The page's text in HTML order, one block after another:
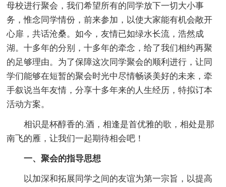
母校进行聚会，我们希望所有的同学放下一切大小事
务，惟念同学情份，前来参加，以使大家能有机会敞开
心扉，共话沧桑。如今，友情已如绿水长流，浩然成
湖。十多年的分别，十多年的牵念，给了我们相约再聚
的足够理由。为了保障这次同学聚会的顺利进行，让同
学们能够在短暂的聚会时光中尽情畅谈美好的未来，牵
手叙说当年友情，分享十多年来的人生经历，特拟订本
活动方案。
相识是杯醇香的.酒，相逢是首优雅的歌，相处是那
南飞的雁，让我们一起期待相会吧！
一、聚会的指导思想
以加深和拓展同学之间的友谊为第一宗旨，以提高